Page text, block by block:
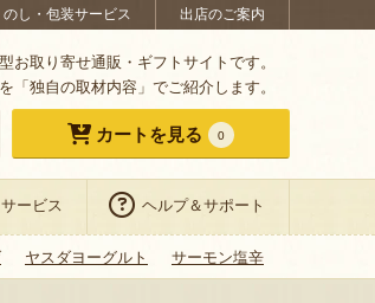
のし・包装サービス 出店のご案内
お取り寄せ通販・ギフトサイトです。
「独自の取材内容」でご紹介します。
カートを見る 0
ービス ヘルプ＆サポート
ヤスダヨーグルト サーモン塩辛